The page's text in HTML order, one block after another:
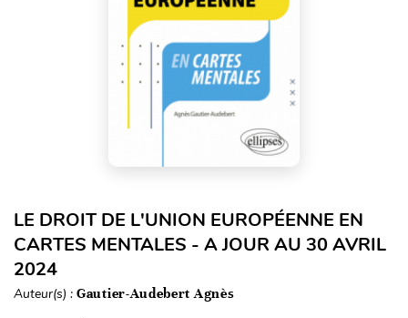
LE DROIT DE L'UNION EUROPÉENNE EN
CARTES MENTALES - A JOUR AU 30 AVRIL
2024
Auteur(s) : Gautier-Audebert Agnès